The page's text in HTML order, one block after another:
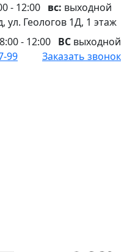
- 12:00 вс: выходной
Геологов 1Д, 1 этаж
8:00 - 12:00 ВС выходной
99
Заказать звонок